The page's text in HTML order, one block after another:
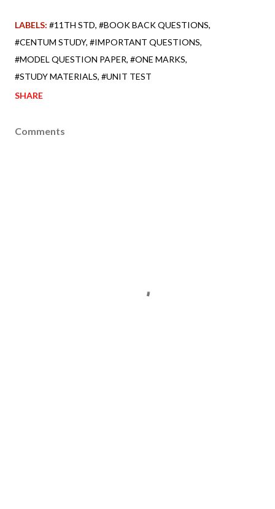
LABELS: #11TH STD #BOOK BACK QUESTIONS
#CENTUM STUDY #IMPORTANT QUESTIONS
#MODEL QUESTION PAPER #ONE MARKS
#STUDY MATERIALS #UNIT TEST
SHARE
Comments